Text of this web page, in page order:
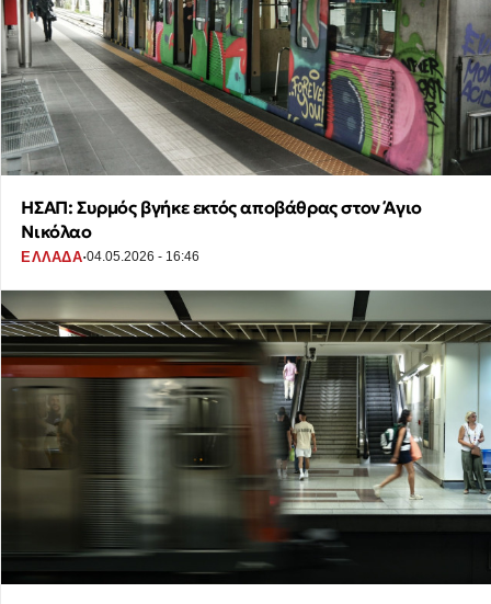
ΗΣΑΠ: Συρμός βγήκε εκτός αποβάθρας στον Άγιο
Νικόλαο
ΕΛΛΑΔΑ·04.05.2026 - 16:46